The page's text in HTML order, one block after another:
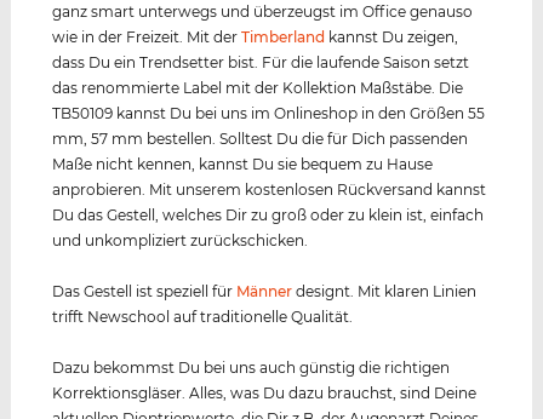
ganz smart unterwegs und überzeugst im Office genauso
wie in der Freizeit. Mit derTimberland kannst Du zeigen,
dass Du ein Trendsetter bist. Für die laufende Saison setzt
das renommierte Label mit der Kollektion Maßstäbe. Die
TB50109 kannst Du bei uns im Onlineshop in den Größen 55
mm, 57 mm bestellen. Solltest Du die für Dich passenden
Maße nicht kennen, kannst Du sie bequem zu Hause
anprobieren. Mit unserem kostenlosen Rückversand kannst
Du das Gestell, welches Dir zu groß oder zu klein ist, einfach
und unkompliziert zurückschicken.
Das Gestell ist speziell für Männer designt. Mit klaren Linien
trifft Newschool auf traditionelle Qualität.
Dazu bekommst Du bei uns auch günstig die richtigen
Korrektionsgläser. Alles, was Du dazu brauchst, sind Deine